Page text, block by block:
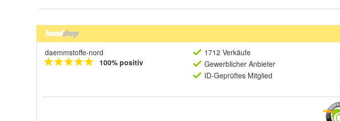
daemmstoffe-nord
100% positiv
1712 Verkäufe
Gewerblicher Anbieter
ID-Geprüftes Mitglied